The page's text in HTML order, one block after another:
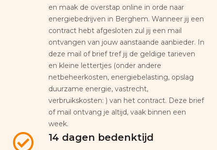
en maak de overstap online in orde naar
energiebedrijven in Berghem. Wanneer jij een
contract hebt afgesloten zul jij een mail
ontvangen van jouw aanstaande aanbieder. In
deze mail of brief tref jij de geldige tarieven
en kleine lettertjes (onder andere
netbeheerkosten, energiebelasting, opslag
duurzame energie, vastrecht,
verbruikskosten: ) van het contract. Deze brief
of mail ontvang je altijd, vaak binnen een
week.
14 dagen bedenktijd